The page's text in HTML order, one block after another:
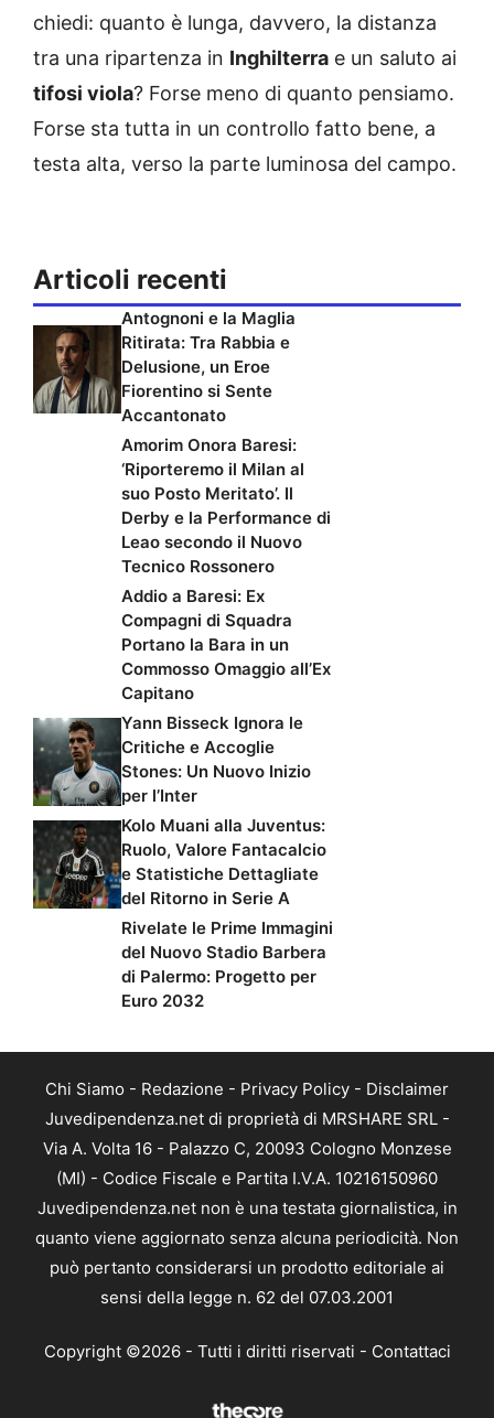
chiedi: quanto è lunga, davvero, la distanza
tra una ripartenza in Inghilterra e un saluto ai
tifosi viola? Forse meno di quanto pensiamo.
Forse sta tutta in un controllo fatto bene, a
testa alta, verso la parte luminosa del campo.
Articoli recenti
Antognoni e la Maglia
Ritirata: Tra Rabbia e
Delusione, un Eroe
Fiorentino si Sente
Accantonato
Amorim Onora Baresi:
‘Riporteremo il Milan al
suo Posto Meritato’. Il
Derby e la Performance di
Leao secondo il Nuovo
Tecnico Rossonero
Addio a Baresi: Ex
Compagni di Squadra
Portano la Bara in un
Commosso Omaggio all’Ex
Capitano
Yann Bisseck Ignora le
Critiche e Accoglie
Stones: Un Nuovo Inizio
per l’Inter
Kolo Muani alla Juventus:
Ruolo, Valore Fantacalcio
e Statistiche Dettagliate
del Ritorno in Serie A
Rivelate le Prime Immagini
del Nuovo Stadio Barbera
di Palermo: Progetto per
Euro 2032
Chi Siamo - Redazione - Privacy Policy - Disclaimer
Juvedipendenza.net di proprietà di MRSHARE SRL -
Via A. Volta 16 - Palazzo C, 20093 Cologno Monzese
(MI) - Codice Fiscale e Partita I.V.A. 10216150960
Juvedipendenza.net non è una testata giornalistica, in
quanto viene aggiornato senza alcuna periodicità. Non
può pertanto considerarsi un prodotto editoriale ai
sensi della legge n. 62 del 07.03.2001
Copyright ©2026 - Tutti i diritti riservati - Contattaci